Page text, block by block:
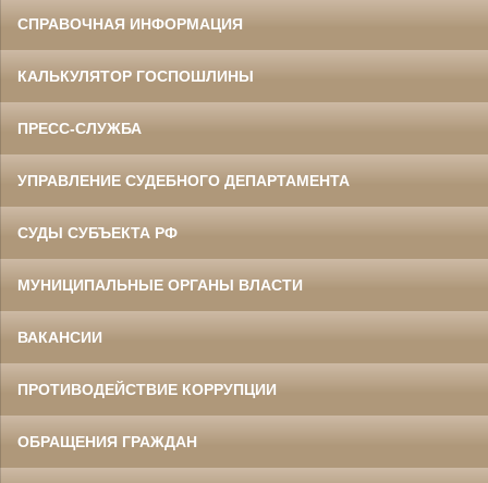
СПРАВОЧНАЯ ИНФОРМАЦИЯ
КАЛЬКУЛЯТОР ГОСПОШЛИНЫ
ПРЕСС-СЛУЖБА
УПРАВЛЕНИЕ СУДЕБНОГО ДЕПАРТАМЕНТА
СУДЫ СУБЪЕКТА РФ
МУНИЦИПАЛЬНЫЕ ОРГАНЫ ВЛАСТИ
ВАКАНСИИ
ПРОТИВОДЕЙСТВИЕ КОРРУПЦИИ
ОБРАЩЕНИЯ ГРАЖДАН